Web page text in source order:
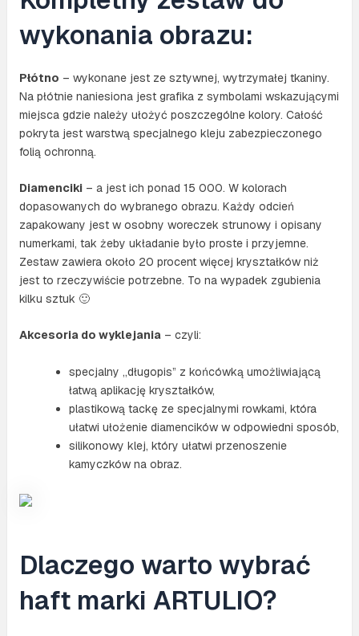
wykonania obrazu:
Płótno – wykonane jest ze sztywnej, wytrzymałej tkaniny.
Na płótnie naniesiona jest grafika z symbolami wskazującymi
miejsca gdzie należy ułożyć poszczególne kolory. Całość
pokryta jest warstwą specjalnego kleju zabezpieczonego
folią ochronną.
Diamenciki– a jest ich ponad 15 000. W kolorach
dopasowanych do wybranego obrazu. Każdy odcień
zapakowany jest w osobny woreczek strunowy i opisany
numerkami, tak żeby układanie było proste i przyjemne.
Zestaw zawiera około 20 procent więcej kryształków niż
jest to rzeczywiście potrzebne. To na wypadek zgubienia
kilku sztuk 🙂
Akcesoria do wyklejania– czyli:
specjalny „długopis” z końcówką umożliwiającą
łatwą aplikację kryształków,
plastikową tackę ze specjalnymi rowkami, która
ułatwi ułożenie diamencików w odpowiedni sposób,
silikonowy klej, który ułatwi przenoszenie
kamyczków na obraz.
Dlaczego warto wybrać
haft marki ARTULIO?